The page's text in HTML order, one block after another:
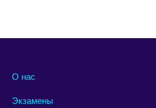
О нас
Экзамены